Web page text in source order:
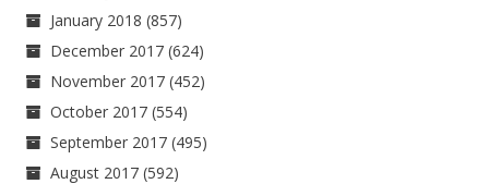
January 2018 (857)
December 2017 (624)
November 2017 (452)
October 2017 (554)
September 2017 (495)
August 2017 (592)